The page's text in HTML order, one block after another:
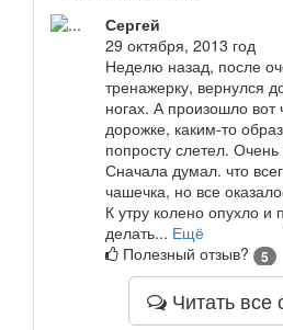
Сергей
29 октября, 2013 год
Неделю назад, после
тренажерку, вернулся
ногах. А произошло вот
дорожке, каким-то
попросту слетел.
Сначала думал. что
чашечка, но все
К утру колено опухло
делать... Ещё
Полезный отзыв?
5
Читать все